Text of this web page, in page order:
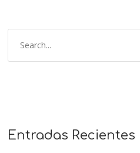
Entradas Recientes